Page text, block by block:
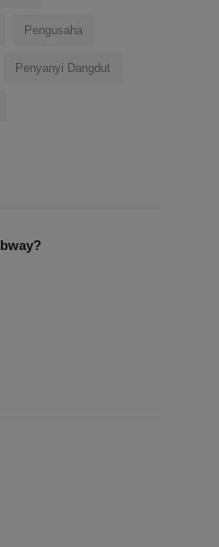
Pengusaha
Penyanyi Dangdut